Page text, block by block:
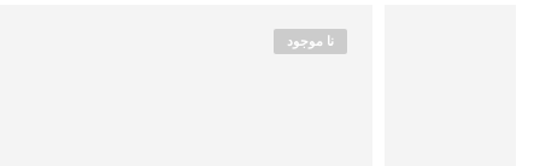
نا موجود